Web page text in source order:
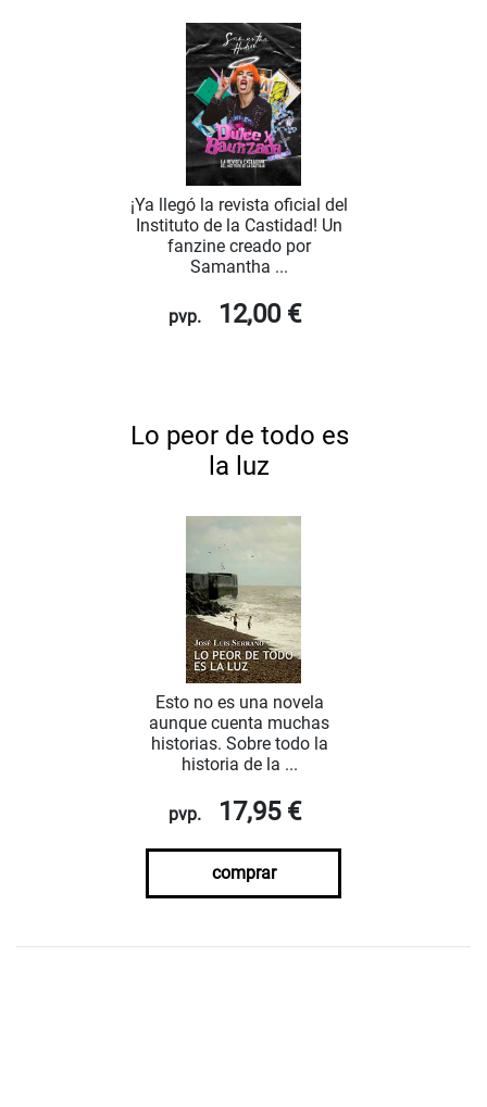
¡Ya llegó la revista oficial del
Instituto de la Castidad! Un
fanzine creado por
Samantha ...
pvp. 12,00 €
Lo peor de todo es
la luz
Esto no es una novela
aunque cuenta muchas
historias. Sobre todo la
historia de la ...
pvp. 17,95 €
comprar